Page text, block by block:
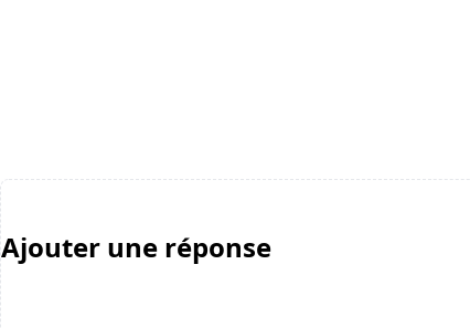
Ajouter une réponse